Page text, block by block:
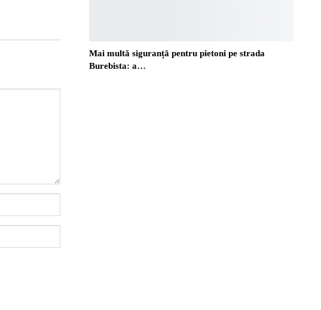
Mai multă siguranță pentru pietoni pe strada
Burebista: a…